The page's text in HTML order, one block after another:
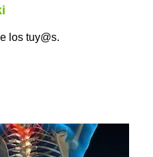
los tuy@s.